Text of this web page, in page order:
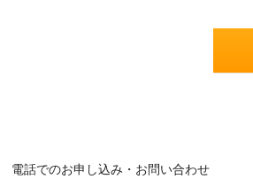
電話でのお申し込み・お問い合わせ